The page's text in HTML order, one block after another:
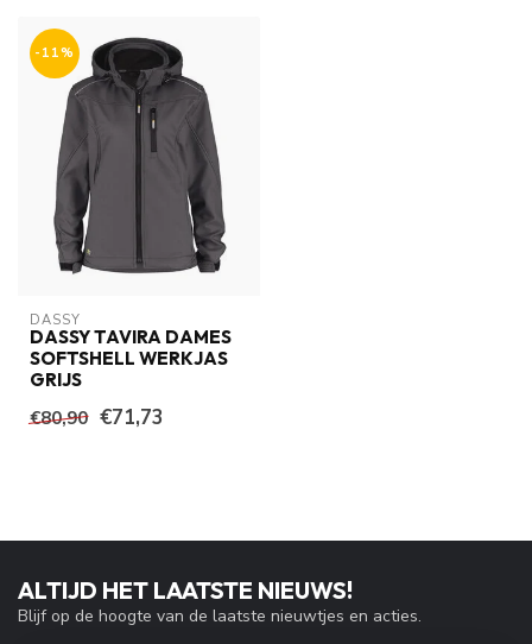
-11%
DASSY
DASSY TAVIRA DAMES
SOFTSHELL WERKJAS
GRIJS
€80,90 €71,73
ALTIJD HET LAATSTE NIEUWS!
Blijf op de hoogte van de laatste nieuwtjes en acties.